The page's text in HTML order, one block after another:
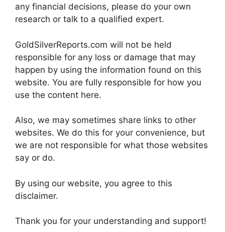
any financial decisions, please do your own
research or talk to a qualified expert.
GoldSilverReports.com will not be held
responsible for any loss or damage that may
happen by using the information found on this
website. You are fully responsible for how you
use the content here.
Also, we may sometimes share links to other
websites. We do this for your convenience, but
we are not responsible for what those websites
say or do.
By using our website, you agree to this
disclaimer.
Thank you for your understanding and support!